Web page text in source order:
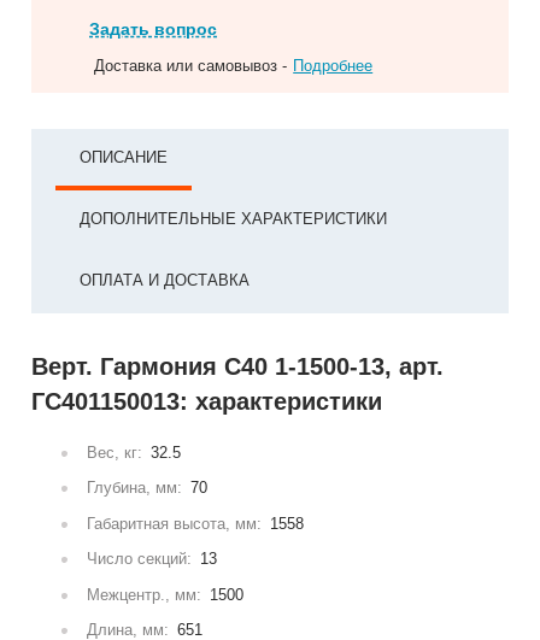
Задать вопрос
Доставка или самовывоз - Подробнее
ОПИСАНИЕ
ДОПОЛНИТЕЛЬНЫЕ ХАРАКТЕРИСТИКИ
ОПЛАТА И ДОСТАВКА
Верт. Гармония С40 1-1500-13, арт.
ГС401150013: характеристики
Вес, кг: 32.5
Глубина, мм: 70
Габаритная высота, мм: 1558
Число секций: 13
Межцентр., мм: 1500
Длина, мм: 651